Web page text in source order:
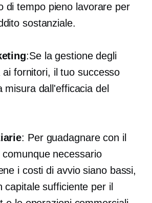
ditempo pieno lavorare per
sostanziale.
:Se la gestione degli
fornitori, il tuo successo
misura dall'efficacia del
: Per guadagnare con il
necessario
i costi di avvio siano bassi,
capitale sufficiente per il